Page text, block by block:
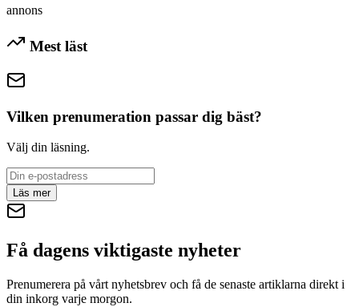
annons
Mest läst
Vilken prenumeration passar dig bäst?
Välj din läsning.
Läs mer
Få dagens viktigaste nyheter
Prenumerera på vårt nyhetsbrev och få de senaste artiklarna direkt i
din inkorg varje morgon.